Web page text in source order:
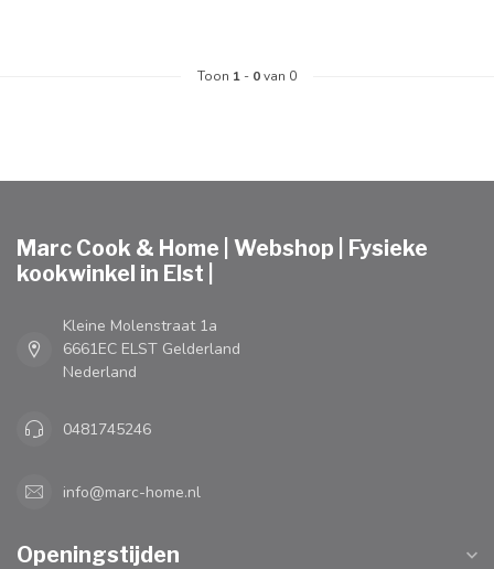
Toon 1 - 0van 0
Marc Cook & Home | Webshop | Fysieke
kookwinkel in Elst |
Kleine Molenstraat 1a
6661EC ELST Gelderland
Nederland
0481745246
info@marc-home.nl
Openingstijden